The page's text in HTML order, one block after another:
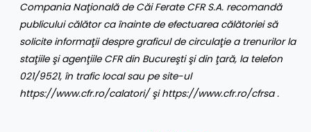
Compania Naţională de Căi Ferate CFR S.A. recomandă
publicului călător ca înainte de efectuarea călătoriei să
solicite informaţii despre graficul de circulaţie a trenurilor la
staţiile şi agenţiile CFR din Bucureşti şi din ţară, la telefon
021/9521, în trafic local sau pe site-ul
https://www.cfr.ro/calatori/şihttps://www.cfr.ro/cfrsa.